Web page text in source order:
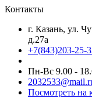
Контакты
г. Казань, ул.
д.27а
+7(843)203-25-
Пн-Вс 9.00 -
Посмотреть на